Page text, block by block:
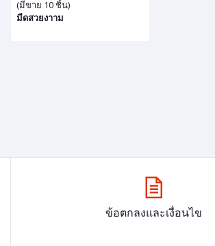
(มีขาย 10 ชิ้น)
มีดสวยงาาม
ข้อตกลงและเงื่อนไข